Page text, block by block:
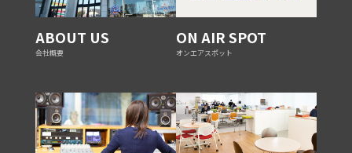
ABOUT US
会社概要
ON AIR SPOT
オンエアスポット